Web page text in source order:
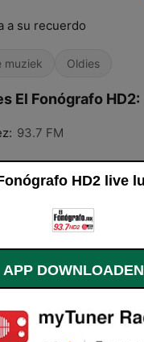
a su recuerdo
muziek Oldies
El Fonógrafo HD2:
93.7 FM
Rocio Durcal Tribute
Los Grandes de Durango
APP DOWNLOADEN